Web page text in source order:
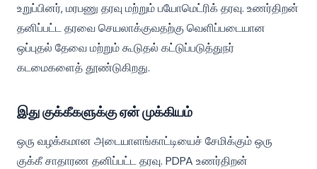
உறுப்பினர், மரபணு தரவு மற்றும் பயோமெட்ரிக் தரவு. உணர்திறன்
தனிப்பட்ட தரவை செயலாக்குவதற்கு வெளிப்படையான
ஒப்புதல் தேவை மற்றும் கூடுதல் கட்டுப்படுத்துநர்
கடமைகளைத் தூண்டுகிறது.
இது குக்கீகளுக்கு ஏன் முக்கியம்
ஒரு வழக்கமான அடையாளங்காட்டியைச் சேமிக்கும் ஒரு
குக்கீ சாதாரண தனிப்பட்ட தரவு. PDPA உணர்திறன்